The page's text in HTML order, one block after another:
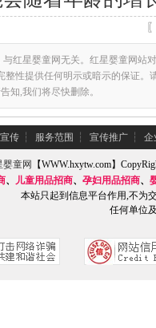
红星婴童网无关。红星婴童网站
整性提供任何明示或暗示的保证。
知,我们将尽快删除。
传 ┆ 服务范围 ┆ 宣传推广 ┆ 企
婴童网
【WWW.hxytw.com】
、 儿童用品招商、 孕妇用品招商、
本站只起到信息平台作用,不为
任何单位